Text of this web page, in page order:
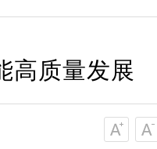
高质量发展